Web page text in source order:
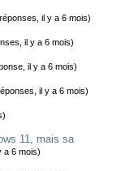
il y a 6 mois)
il y a 6 mois)
il y a 6 mois)
il y a 6 mois)
11, mais sa
a 6 mois)